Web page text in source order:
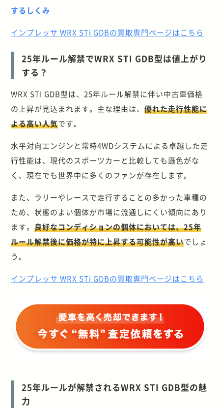
するしくみ
インプレッサ WRX STi GDBの買取専門ページはこちら
25年ルール解禁でWRX STI GDB型は値上がり
する？
WRX STI GDB型は、25年ルール解禁に伴い中古車価格
の上昇が見込まれます。主な理由は、優れた走行性能に
よる高い人気です。
水平対向エンジンと常時4WDシステムによる卓越した走
行性能は、現代のスポーツカーと比較しても遜色がな
く、現在でも世界中に多くのファンが存在します。
また、ラリーやレースで走行することの多かった車種の
ため、状態のよい個体が市場に流通しにくい傾向にあり
ます。良好なコンディションの個体においては、25年
ルール解禁後に価格が特に上昇する可能性が高いでしょ
う。
インプレッサ WRX STi GDBの買取専門ページはこちら
25年ルールが解禁されるWRX STI GDB型の魅
力